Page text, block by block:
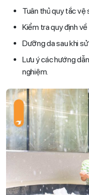
Tuân thủ quy tắc vệ
Kiểm tra quy định
Dưỡng da sau khi
Lưu ý các hướng
nghiệm.